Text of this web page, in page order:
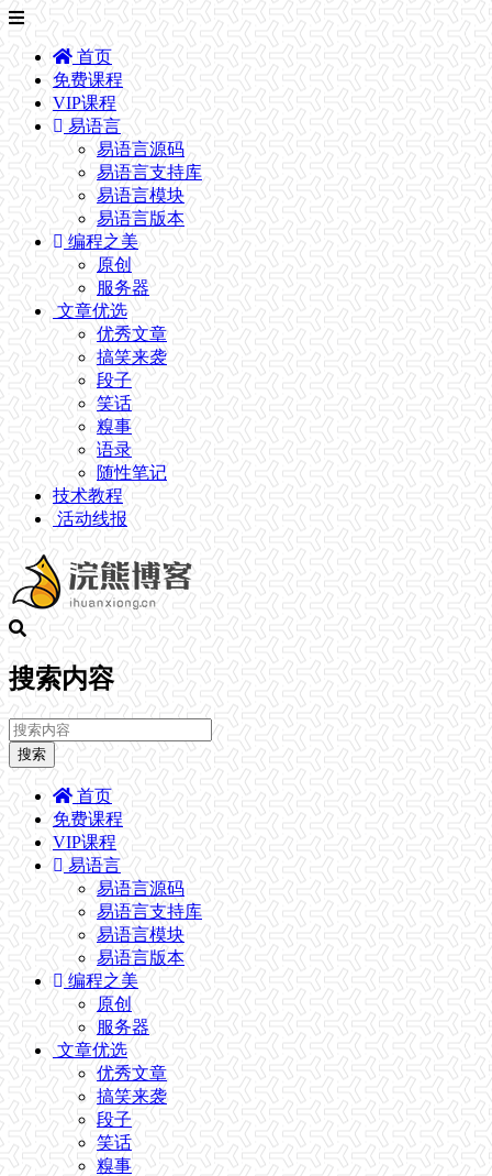
首页
免费课程
VIP课程
易语言
易语言源码
易语言支持库
易语言模块
易语言版本
编程之美
原创
服务器
文章优选
优秀文章
搞笑来袭
段子
笑话
糗事
语录
随性笔记
技术教程
活动线报
搜索内容
搜索
首页
免费课程
VIP课程
易语言
易语言源码
易语言支持库
易语言模块
易语言版本
编程之美
原创
服务器
文章优选
优秀文章
搞笑来袭
段子
笑话
糗事